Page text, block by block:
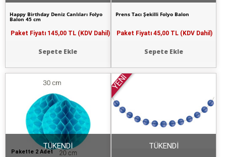
Happy Birthday Deniz Canlıları Folyo
Balon 45 cm
Paket Fiyatı 145,00 TL (KDV Dahil)
Sepete Ekle
Prens Tacı Şekilli Folyo Balon
Paket Fiyatı 45,00 TL (KDV Dahil)
Sepete Ekle
Pakette 2 Adet
TÜKENDİ
YENİ
TÜKENDİ